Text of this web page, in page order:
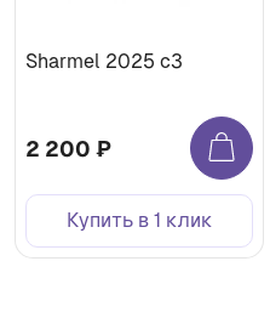
Sharmel 2025 c3
2 200 ₽
Купить в 1 клик